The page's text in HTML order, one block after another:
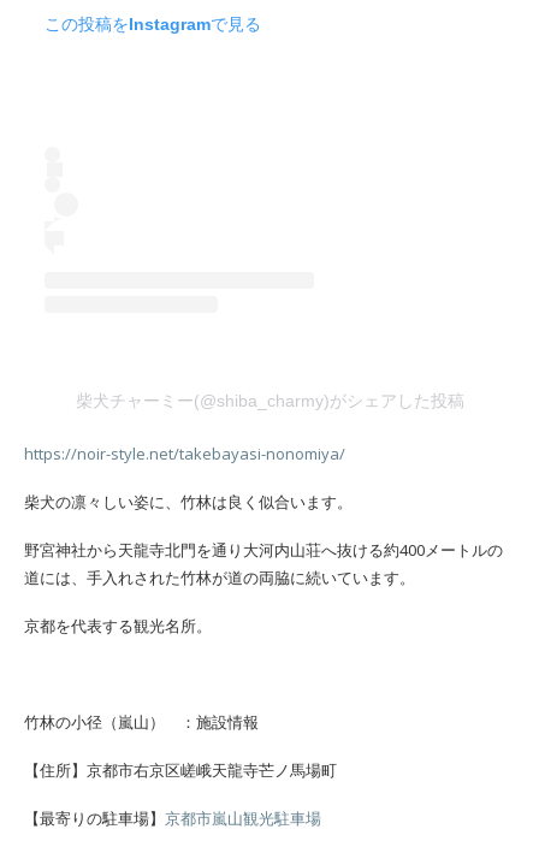
この投稿をInstagramで見る
柴犬チャーミー(@shiba_charmy)がシェアした投稿
https://noir-style.net/takebayasi-nonomiya/
柴犬の凛々しい姿に、竹林は良く似合います。
野宮神社から天龍寺北門を通り大河内山荘へ抜ける約400メートルの
道には、手入れされた竹林が道の両脇に続いています。
京都を代表する観光名所。
竹林の小径（嵐山） ：施設情報
【住所】京都市右京区嵯峨天龍寺芒ノ馬場町
【最寄りの駐車場】 京都市嵐山観光駐車場